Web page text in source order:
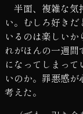
半面、複雑な気
い。むしろ好きだ
いるのは楽しい
れがほんの一週
になってしまっ
いのか。罪悪感
考えた。